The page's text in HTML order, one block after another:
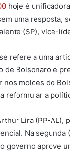
hoje é
uma resposta,
(SP), vice-
refere a uma
de Bolsonaro e
nos moldes do
reformular a
Lira (PP-
Na
governo aprove